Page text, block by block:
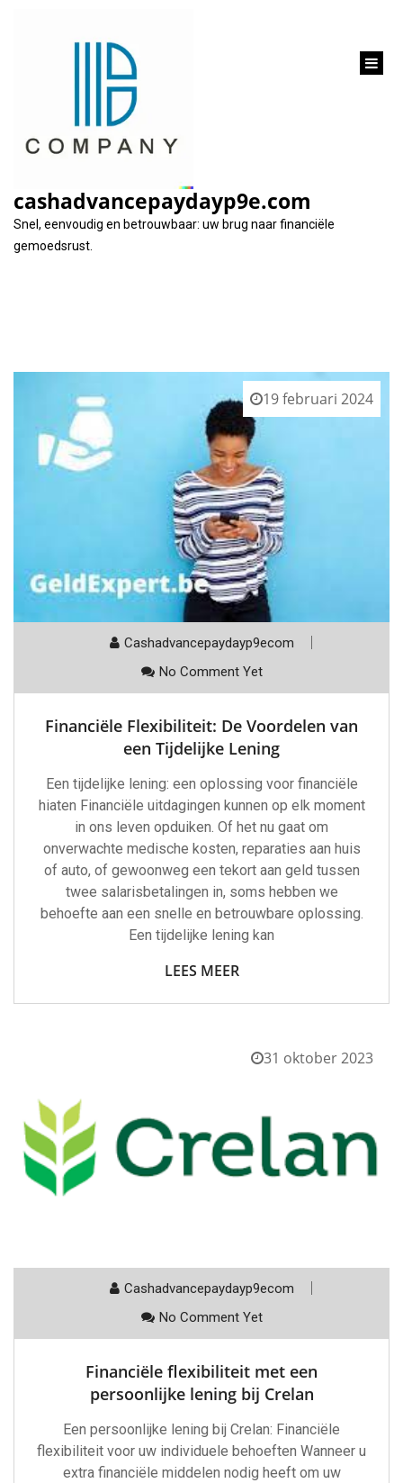
cashadvancepaydayp9e.com
Snel, eenvoudig en betrouwbaar: uw brug naar financiële
gemoedsrust.
Tag: online aanvraag indienen
19 februari 2024
Cashadvancepaydayp9ecom
No Comment Yet
Financiële Flexibiliteit: De Voordelen van
een Tijdelijke Lening
Een tijdelijke lening: een oplossing voor financiële
hiaten Financiële uitdagingen kunnen op elk moment
in ons leven opduiken. Of het nu gaat om
onverwachte medische kosten, reparaties aan huis
of auto, of gewoonweg een tekort aan geld tussen
twee salarisbetalingen in, soms hebben we
behoefte aan een snelle en betrouwbare oplossing.
Een tijdelijke lening kan
LEES MEER
31 oktober 2023
Cashadvancepaydayp9ecom
No Comment Yet
Financiële flexibiliteit met een
persoonlijke lening bij Crelan
Een persoonlijke lening bij Crelan: Financiële
flexibiliteit voor uw individuele behoeften Wanneer u
extra financiële middelen nodig heeft om uw